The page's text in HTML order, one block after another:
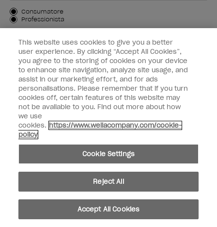
Tipo di cliente
Consumatore
Professionista
ISCRIVIMI
Informazioni per i clienti
OPI & voi
instagramfacebook
Copyright 2026, Wella Operations US LLC. Tutti i diritti riservati.
This website uses cookies to give you a better
user experience. By clicking “Accept All Cookies”,
you agree to the storing of cookies on your device
to enhance site navigation, analyze site usage, and
assist in our marketing effort, and for ads
personalisations. Please remember that if you turn
cookies off, certain features of this website may
not be available to you. Find out more about how
we use
cookies. https://www.wellacompany.com/cookie-
policy
Cookie Settings
Reject All
Accept All Cookies